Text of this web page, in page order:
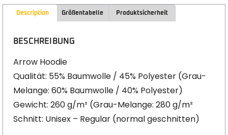
Description Größentabelle Produktsicherheit
BESCHREIBUNG
Arrow Hoodie
Qualität: 55% Baumwolle / 45% Polyester (Grau-
Melange: 60% Baumwolle / 40% Polyester)
Gewicht: 260 g/m² (Grau-Melange: 280 g/m²
Schnitt: Unisex – Regular (normal geschnitten)